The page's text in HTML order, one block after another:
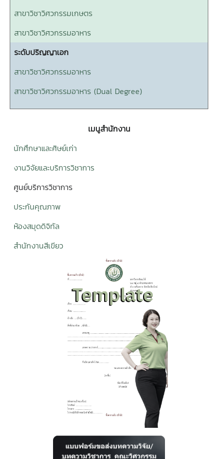
สาขาวิชาวิศวกรรมเกษตร
สาขาวิชาวิศวกรรมอาหาร
ระดับปริญญาเอก
สาขาวิชาวิศวกรรมอาหาร
สาขาวิชาวิศวกรรมอาหาร (Dual Degree)
เมนูสำนักงาน
นักศึกษาและศิษย์เก่า
งานวิจัยและบริการวิชาการ
ศูนย์บริการวิชาการ
ประกันคุณภาพ
ห้องสมุดดิจิทัล
สำนักงานสีเขียว